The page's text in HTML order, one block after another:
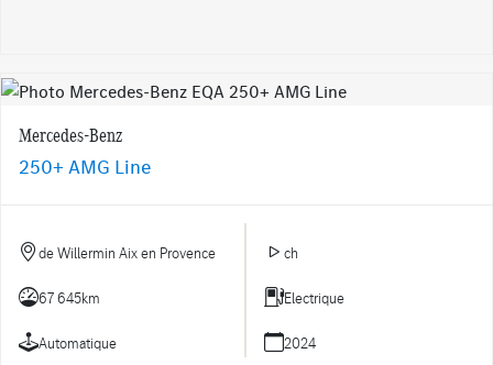
Mercedes-Benz
250+ AMG Line
de Willermin Aix en Provence ch
67 645km Electrique
Automatique 2024